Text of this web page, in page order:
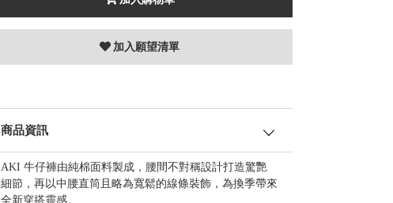
加入願望清單
商品資訊
AKI 牛仔褲由純棉面料製成，腰間不對稱設計打造驚艷
細節，再以中腰直筒且略為寬鬆的線條裝飾，為換季帶來
全新穿搭靈感。